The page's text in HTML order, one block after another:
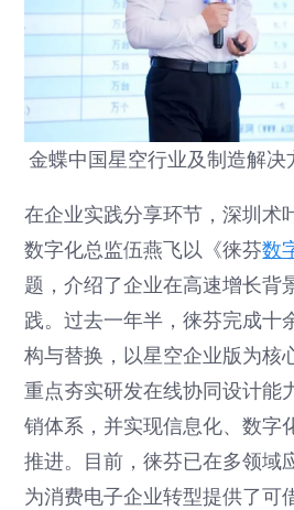
金蝶中国星空行业及制造解决
在企业实践分享环节，深圳术
数字化总监伍燕飞以《徕芬数
题，介绍了企业在高速增长背
践。过去一年半，徕芬完成十
构与替换，以星空企业版为核
重点夯实研发在线协同设计能
销体系，并实现信息化、数字
推进。目前，徕芬已在多领域
为消费电子企业转型提供了可